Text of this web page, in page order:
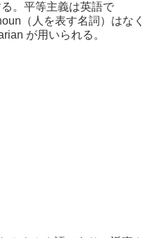
。平等主義は英語で
（人を表す名詞）はなく
が用いられる。